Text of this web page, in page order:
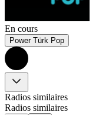
En cours
Power Türk Pop
Radios similaires
Radios similaires